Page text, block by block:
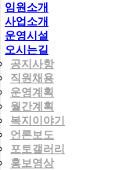
임원소개
사업소개
운영시설
오시는길
공지사항
직원채용
운영계획
월간계획
복지이야기
언론보도
포토갤러리
홍보영상